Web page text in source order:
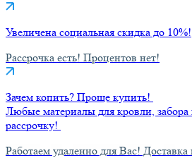
Увеличена социальная скидка до 10%!
Рассрочка есть! Процентов нет!
Зачем копить? Проще купить!
Любые материалы для кровли, забора
рассрочку!
Работаем удаленно для Вас! Доставка